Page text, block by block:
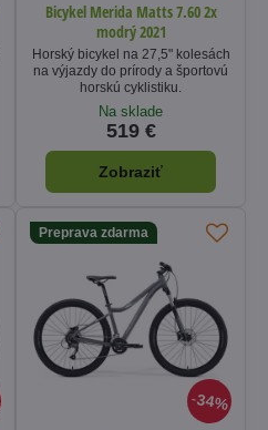
Bicykel Merida Matts 7.60 2x
modrý 2021
Horský bicykel na 27,5" kolesách
na výjazdy do prírody a športovú
horskú cyklistiku.
Na sklade
519 €
Zobraziť
34%
Preprava zdarma